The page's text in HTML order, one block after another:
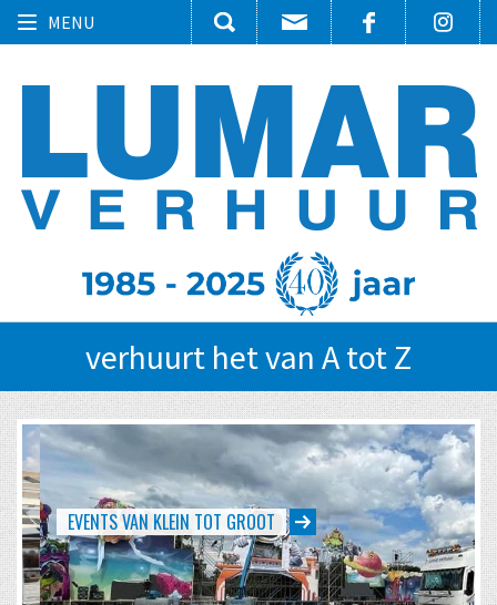
Toggle
MENU
verhuurt het van A tot Z
EVENTS VAN KLEIN TOT GROOT